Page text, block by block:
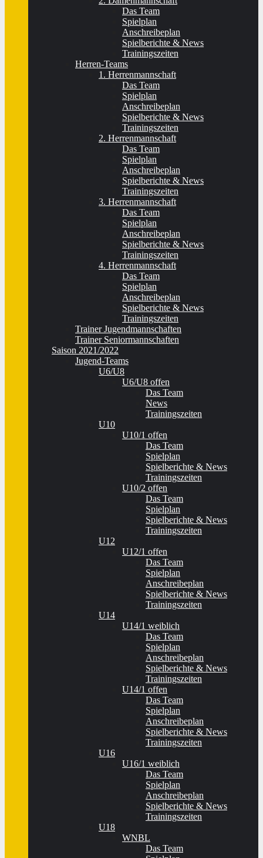
Das Team
Spielplan
Anschreibeplan
Spielberichte & News
Trainingszeiten
Herren-Teams
1. Herrenmannschaft
Das Team
Spielplan
Anschreibeplan
Spielberichte & News
Trainingszeiten
2. Herrenmannschaft
Das Team
Spielplan
Anschreibeplan
Spielberichte & News
Trainingszeiten
3. Herrenmannschaft
Das Team
Spielplan
Anschreibeplan
Spielberichte & News
Trainingszeiten
4. Herrenmannschaft
Das Team
Spielplan
Anschreibeplan
Spielberichte & News
Trainingszeiten
Trainer Jugendmannschaften
Trainer Seniormannschaften
Saison 2021/2022
Jugend-Teams
U6/U8
U6/U8 offen
Das Team
News
Trainingszeiten
U10
U10/1 offen
Das Team
Spielplan
Spielberichte & News
Trainingszeiten
U10/2 offen
Das Team
Spielplan
Spielberichte & News
Trainingszeiten
U12
U12/1 offen
Das Team
Spielplan
Anschreibeplan
Spielberichte & News
Trainingszeiten
U14
U14/1 weiblich
Das Team
Spielplan
Anschreibeplan
Spielberichte & News
Trainingszeiten
U14/1 offen
Das Team
Spielplan
Anschreibeplan
Spielberichte & News
Trainingszeiten
U16
U16/1 weiblich
Das Team
Spielplan
Anschreibeplan
Spielberichte & News
Trainingszeiten
U18
WNBL
Das Team